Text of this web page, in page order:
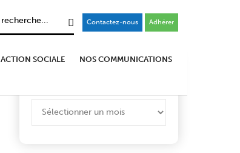
Contactez-nous Adhérer
ACTION SOCIALE NOS COMMUNICATIONS